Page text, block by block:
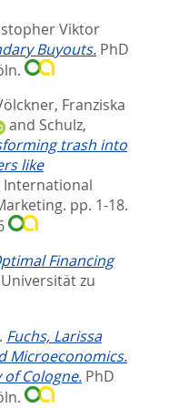
Viktor
Buyouts. PhD
Franziska
and Schulz,
trash into
like
International
pp. 1-18.
Financing
zu
Fuchs, Larissa
Microeconomics.
Cologne. PhD